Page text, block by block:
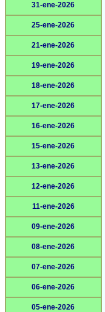
31-ene-2026
25-ene-2026
21-ene-2026
19-ene-2026
18-ene-2026
17-ene-2026
16-ene-2026
15-ene-2026
13-ene-2026
12-ene-2026
11-ene-2026
09-ene-2026
08-ene-2026
07-ene-2026
06-ene-2026
05-ene-2026